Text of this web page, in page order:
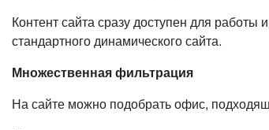
Контент сайта сразу доступен для работы
стандартного динамического сайта.
Множественная фильтрация
На сайте можно подобрать офис,